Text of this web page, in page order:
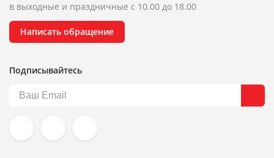
в выходные и праздничные с 10.00 до 18.00
Написать обращение
Подписывайтесь